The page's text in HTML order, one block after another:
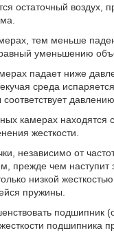
остаточный
тем меньше
уменьшению
падает ниже
среда
камерах находятся
жесткости.
независимо от
прежде чем
низкой
пружины.
подшипник
подшипника